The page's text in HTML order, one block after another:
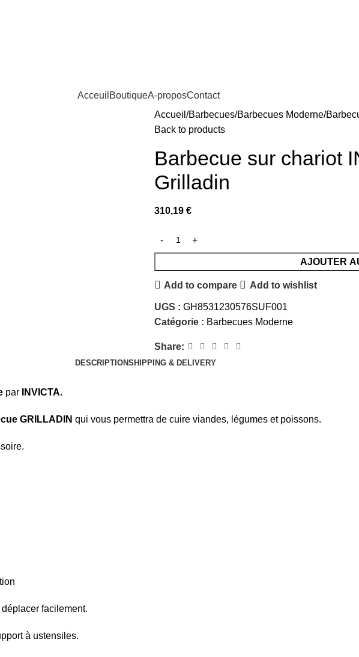
Acceuil BoutiqueA-proposContact
Accueil Barbecues Barbecues Moderne
Back to products
Barbecue sur chariot
Grilladin
310,19 €
AJOUTER
Add to compare Add to wishlist
UGS : GH8531230576SUF001
Catégorie : Barbecues Moderne
Share:
DESCRIPTIONSHIPPING & DELIVERY
par INVICTA.
GRILLADIN qui vous permettra de cuire viandes, légumes et poissons.
facilement.
à ustensiles.